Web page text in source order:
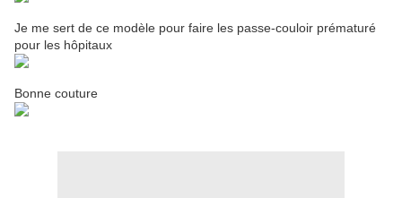
Je me sert de ce modèle pour faire les passe-couloir prématuré
pour les hôpitaux
Bonne couture